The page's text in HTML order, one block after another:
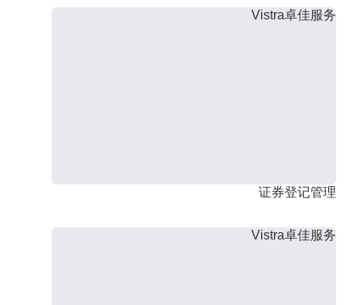
Vistra卓佳服务
证券登记管理
Vistra卓佳服务